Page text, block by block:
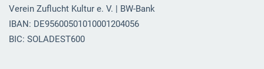
Verein Zuflucht Kultur e. V. | BW-Bank
IBAN: DE95600501010001204056
BIC: SOLADEST600